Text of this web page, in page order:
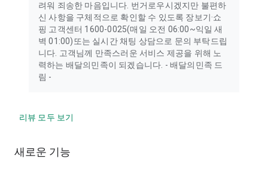
려워 죄송한 마음입니다. 번거로우시겠지만 불편하
신 사항을 구체적으로 확인할 수 있도록 장보기·쇼
핑 고객센터 1600-0025(매일 오전 06:00~익일 새
벽 01:00)또는 실시간 채팅 상담으로 문의 부탁드립
니다. 고객님께 만족스러운 서비스 제공을 위해 노
력하는 배달의민족이 되겠습니다. - 배달의민족 드
림 -
리뷰 모두 보기
새로운 기능